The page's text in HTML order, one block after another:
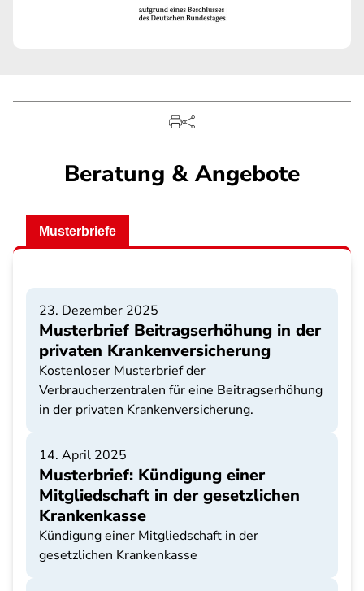
Beratung & Angebote
Musterbriefe
23. Dezember 2025
Musterbrief Beitragserhöhung in der
privaten Krankenversicherung
Kostenloser Musterbrief der
Verbraucherzentralen für eine Beitragserhöhung
in der privaten Krankenversicherung.
14. April 2025
Musterbrief: Kündigung einer
Mitgliedschaft in der gesetzlichen
Krankenkasse
Kündigung einer Mitgliedschaft in der
gesetzlichen Krankenkasse